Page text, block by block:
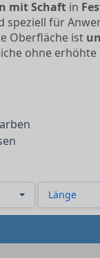
mit Schaftin
für
Oberfläche ist
ohne
Länge